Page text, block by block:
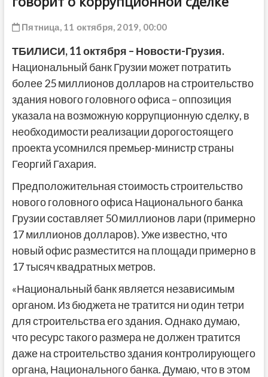
Пятница, 11 октября, 2019, 00:00
ТБИЛИСИ, 11 октября – Новости-Грузия.
Национальный банк Грузии может потратить
более 25 миллионов долларов на строительство
здания нового головного офиса – оппозиция
указала на возможную коррупционную сделку, в
необходимости реализации дорогостоящего
проекта усомнился премьер-министр страны
Георгий Гахария.
Предположительная стоимость строительство
нового головного офиса Национального банка
Грузии составляет 50 миллионов лари (примерно
17 миллионов долларов). Уже известно, что
новый офис разместится на площади примерно в
17 тысяч квадратных метров.
«Национальный банк является независимым
органом. Из бюджета не тратится ни один тетри
для строительства его здания. Однако думаю,
что ресурс такого размера не должен тратится
даже на строительство здания контролирующего
органа, Национального банка. Думаю, что в этом